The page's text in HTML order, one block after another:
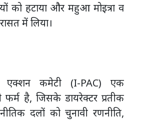
को हटाया और महुआ मोइत्रा व
में लिया।
एक्शन कमेटी (I-PAC) एक
है, जिसके डायरेक्टर प्रतीक
दलों को चुनावी रणनीति,